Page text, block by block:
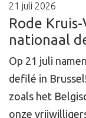
21 juli 2026
Rode
nationaal
Op 21 juli
defilé in
zoals het
onze